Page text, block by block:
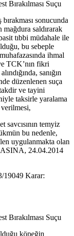
Bırakılması Suçu
sonucunda
saldırarak
tıbbi müdahale ile
bu sebeple
ihmal
TCK’nın fikri
sanığın
düzenlenen suça
ve tayini
taksirle yaralama
verilmesi,
savcısının temyiz
bu nedenle,
uygulanmakta olan
24.04.2014
Karar:
Bırakılması Suçu
köpeğin